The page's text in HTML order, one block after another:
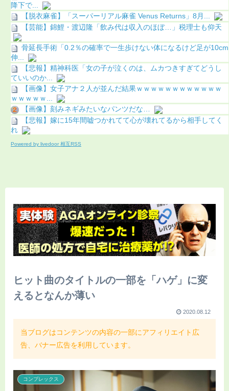
降下で...
【脱衣麻雀】「スーパーリアル麻雀 Venus Returns」8月...
【芸能】錦鯉・渡辺隆「飲み代は収入のほぼ…」税理士も仰天
骨延長手術「0.2％の確率で一生歩けない体になるけど足が10cm
伸...
【悲報】精神科医「女の子が泣くのは、ムカつきすぎてどうし
ていいのか...
【画像】女子アナ２人が並んだ結果ｗｗｗｗｗｗｗｗｗｗｗｗ
ｗｗｗｗｗ...
【画像】刻みネギみたいなパンツだな…
【悲報】嫁に15年間嘘つかれてて心が壊れてるから相手してく
れ
Powered by livedoor 相互RSS
ヒット曲のタイトルの一部を「ハゲ」に変
えるとなんか薄い
2020.08.12
当ブログはコンテンツの内容の一部にアフィリエイト広
告、バナー広告を利用しています。
コンプレックス